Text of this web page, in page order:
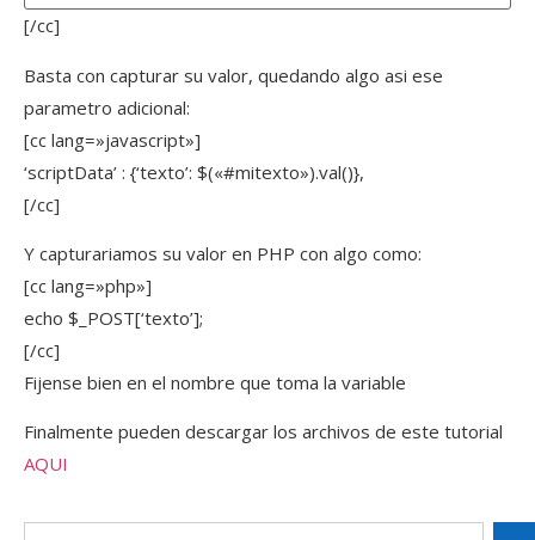
[/cc]
Basta con capturar su valor, quedando algo asi ese
parametro adicional:
[cc lang=»javascript»]
‘scriptData’ : {‘texto’: $(«#mitexto»).val()},
[/cc]
Y capturariamos su valor en PHP con algo como:
[cc lang=»php»]
echo $_POST[‘texto’];
[/cc]
Fijense bien en el nombre que toma la variable
Finalmente pueden descargar los archivos de este tutorial
AQUI